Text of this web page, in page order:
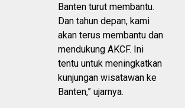
Banten turut membantu.
Dan tahun depan, kami
akan terus membantu dan
mendukung AKCF. Ini
tentu untuk meningkatkan
kunjungan wisatawan ke
Banten,” ujarnya.